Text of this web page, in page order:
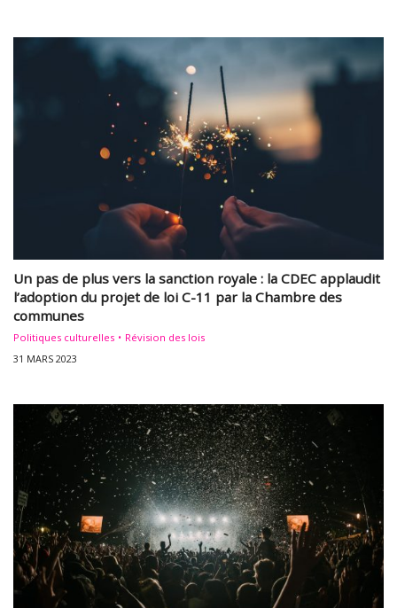
Un pas de plus vers la sanction royale : la CDEC applaudit
l’adoption du projet de loi C-11 par la Chambre des
communes
Politiques culturelles
Révision des lois
31 MARS 2023